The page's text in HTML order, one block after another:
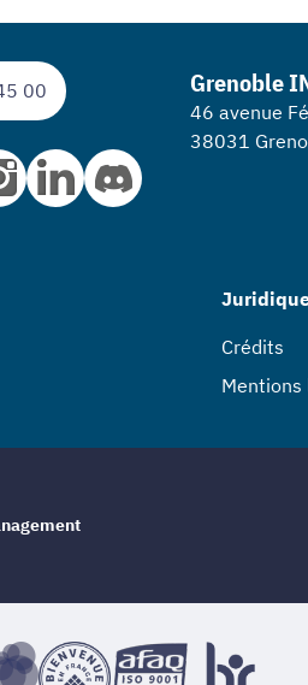
00 Grenoble
46 avenue
38031
Crédits
Mentions